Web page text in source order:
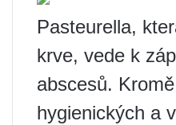
Pasteurella,
krve, vede k
abscesů.
hygienických a